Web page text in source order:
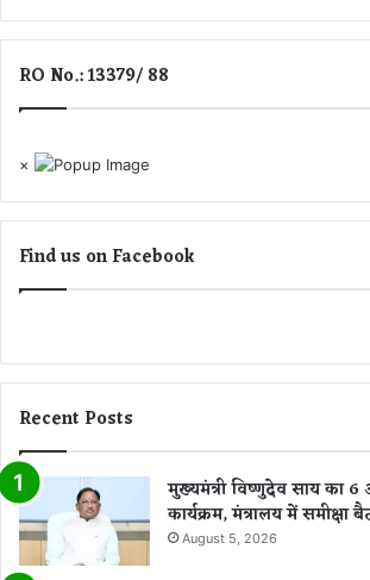
RO No.: 13379/ 88
×
Find us on Facebook
Recent Posts
मुख्यमंत्री विष्णुदेव साय का
कार्यक्रम, मंत्रालय में समीक्षा
August 5, 2026